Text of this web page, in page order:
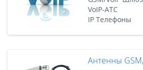
VoIP-АТС
IP Телефоны
Антенны